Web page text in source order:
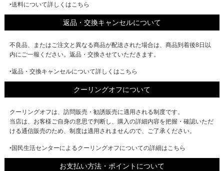
‣送料について詳しくはこちら
返品・交換キャンセルについて
不良品、またはご注文と異なる商品が配送された場合は、商品到着後8日以
内にご一報ください。返品・交換させていただきます。
‣返品・交換キャンセルについて詳しくはこちら
クーリングオフについて
クーリングオフは、訪問販売・勧誘販売に適用される制度です。
当店は、お客様ご自身の意思で判断し、購入の詳細内容を把握・確認いただ
ける通信販売のため、制度は適用されませんので、ご了承ください。
‣国民生活センターによるクーリングオフについての詳細はこちら
お支払い方法・ポイントについて